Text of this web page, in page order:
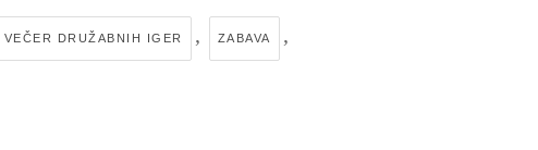
VEČER DRUŽABNIH IGER , ZABAVA ,